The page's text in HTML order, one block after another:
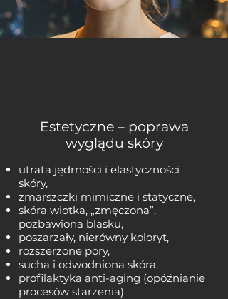
Estetyczne – poprawa
wyglądu skóry
utrata jędrności i elastyczności
skóry,
zmarszczki mimiczne i statyczne,
skóra wiotka, „zmęczona”,
pozbawiona blasku,
poszarzały, nierówny koloryt,
rozszerzone pory,
sucha i odwodniona skóra,
profilaktyka anti-aging (opóźnianie
procesów starzenia).